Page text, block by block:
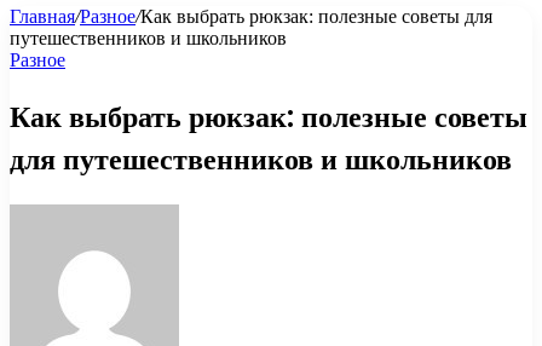
Главная/Разное/Как выбрать рюкзак: полезные советы для
путешественников и школьников
Разное
Как выбрать рюкзак: полезные советы
для путешественников и школьников